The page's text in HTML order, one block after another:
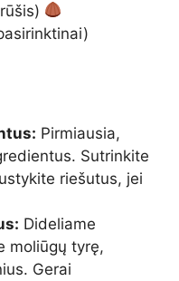
Pirmiausia,
Sutrinkite
riešutus, jei
Dideliame
moliūgų tyrę,
Gerai